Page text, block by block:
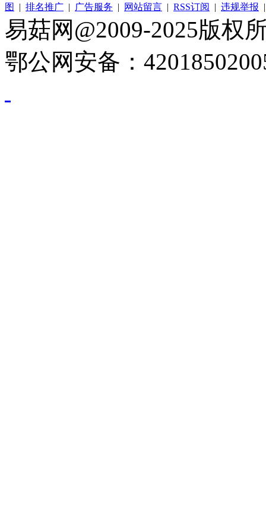
图 | 排名推广 | 广告服务 | 网站留言 | RSS订阅 | 违规举报
易菇网@2009-2025版权
鄂公网安备：